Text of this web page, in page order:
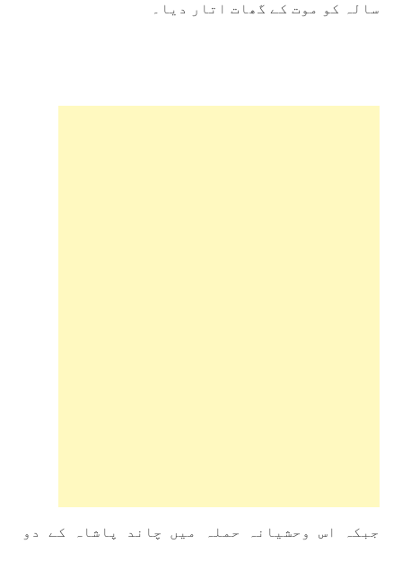
سالہ کو موت کے گھات اتار دیا۔
جبکہ اس وحشیانہ حملہ میں چاند پاشاہ کے دو